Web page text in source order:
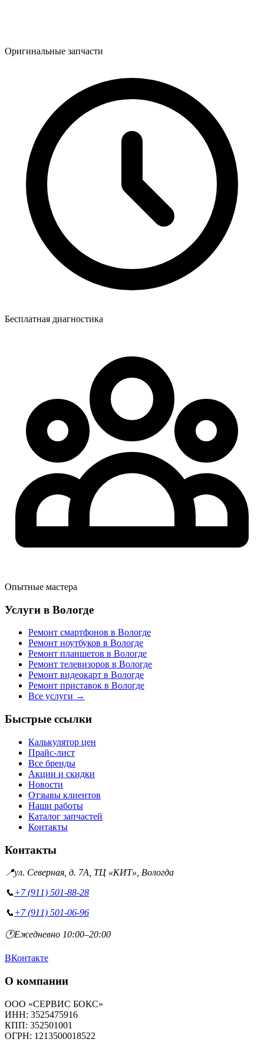
Оригинальные запчасти
Бесплатная диагностика
Опытные мастера
Услуги в Вологде
Ремонт смартфонов в Вологде
Ремонт ноутбуков в Вологде
Ремонт планшетов в Вологде
Ремонт телевизоров в Вологде
Ремонт видеокарт в Вологде
Ремонт приставок в Вологде
Все услуги →
Быстрые ссылки
Калькулятор цен
Прайс-лист
Все бренды
Акции и скидки
Новости
Отзывы клиентов
Наши работы
Каталог запчастей
Контакты
Контакты
📍ул. Северная, д. 7А, ТЦ «КИТ», Вологда
📞+7 (911) 501-88-28
📞+7 (911) 501-06-96
🕐Ежедневно 10:00–20:00
ВКонтакте
О компании
ООО «СЕРВИС БОКС»
ИНН: 3525475916
КПП: 352501001
ОГРН: 1213500018522